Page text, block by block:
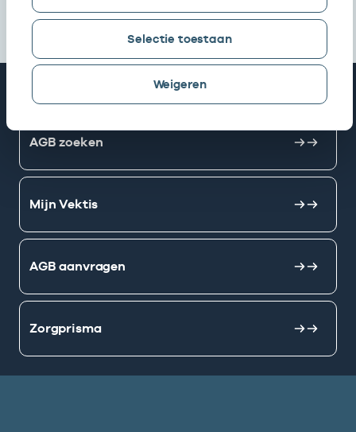
Selectie toestaan
Weigeren
Snel naar
AGB zoeken
Mijn Vektis
AGB aanvragen
Zorgprisma